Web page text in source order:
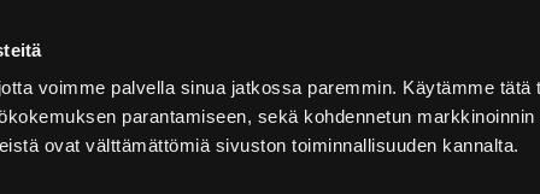
voimme palvella sinua jatkossa paremmin. Käytämme tätä
parantamiseen, sekä kohdennetun markkinoinnin
ovat välttämättömiä sivuston toiminnallisuuden kannalta.
Deutsch